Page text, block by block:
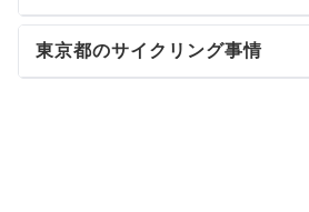
東京都のサイクリング事情